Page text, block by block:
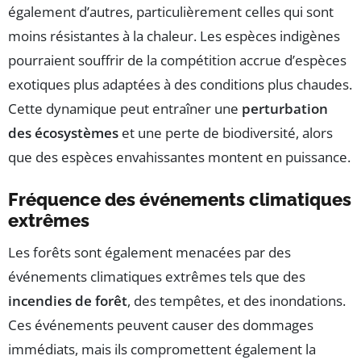
également d’autres, particulièrement celles qui sont
moins résistantes à la chaleur. Les espèces indigènes
pourraient souffrir de la compétition accrue d’espèces
exotiques plus adaptées à des conditions plus chaudes.
Cette dynamique peut entraîner une perturbation
des écosystèmes et une perte de biodiversité, alors
que des espèces envahissantes montent en puissance.
Fréquence des événements climatiques
extrêmes
Les forêts sont également menacées par des
événements climatiques extrêmes tels que des
incendies de forêt, des tempêtes, et des inondations.
Ces événements peuvent causer des dommages
immédiats, mais ils compromettent également la